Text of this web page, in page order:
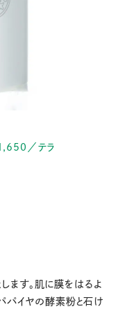
／テラ
ます。肌に膜をはるよ
パパイヤの酵素粉と石け